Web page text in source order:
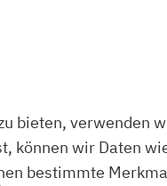
bieten, verwenden
können wir Daten
bestimmte